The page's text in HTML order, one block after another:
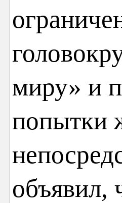
миру» и
попытки
объявил,